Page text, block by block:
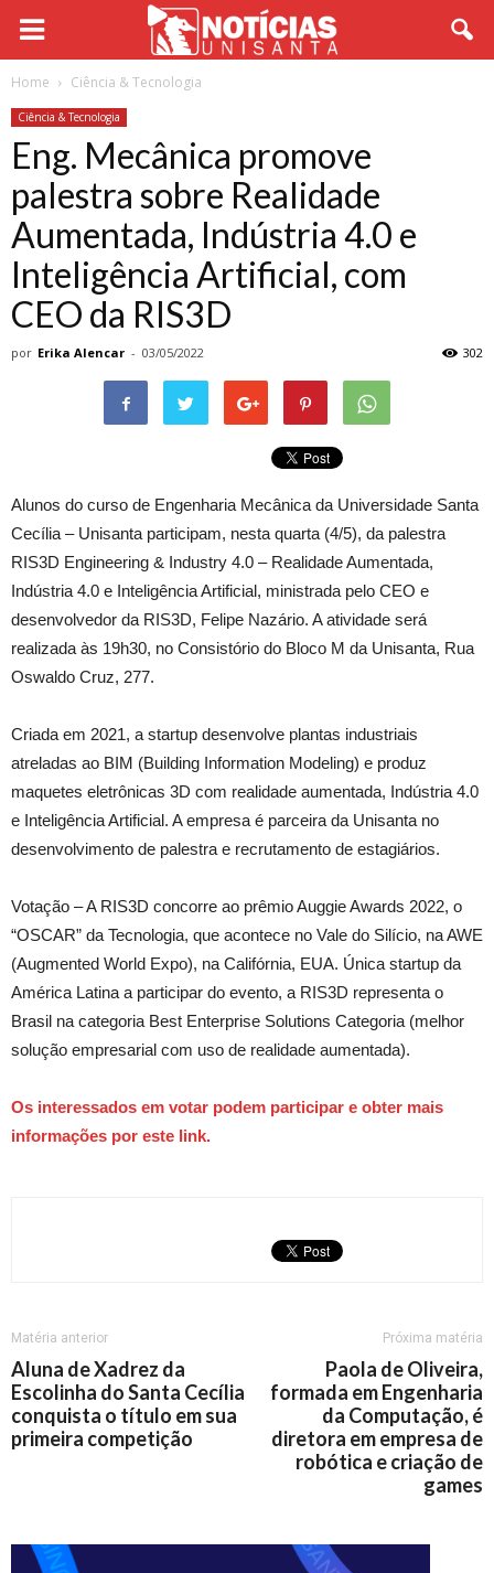
Home Ciência & Tecnologia
Ciência & Tecnologia
Eng. Mecânica promove
palestra sobre Realidade
Aumentada, Indústria 4.0 e
Inteligência Artificial, com
CEO da RIS3D
por Erika Alencar - 03/05/2022 302
Alunos do curso de Engenharia Mecânica da Universidade Santa
Cecília – Unisanta participam, nesta quarta (4/5), da palestra
RIS3D Engineering & Industry 4.0 – Realidade Aumentada,
Indústria 4.0 e Inteligência Artificial, ministrada pelo CEO e
desenvolvedor da RIS3D, Felipe Nazário. A atividade será
realizada às 19h30, no Consistório do Bloco M da Unisanta, Rua
Oswaldo Cruz, 277.
Criada em 2021, a startup desenvolve plantas industriais
atreladas ao BIM (Building Information Modeling) e produz
maquetes eletrônicas 3D com realidade aumentada, Indústria 4.0
e Inteligência Artificial. A empresa é parceira da Unisanta no
desenvolvimento de palestra e recrutamento de estagiários.
Votação – A RIS3D concorre ao prêmio Auggie Awards 2022, o
“OSCAR” da Tecnologia, que acontece no Vale do Silício, na AWE
(Augmented World Expo), na Califórnia, EUA. Única startup da
América Latina a participar do evento, a RIS3D representa o
Brasil na categoria Best Enterprise Solutions Categoria (melhor
solução empresarial com uso de realidade aumentada).
Os interessados em votar podem participar e obter mais
informações por este link.
Matéria anterior
Aluna de Xadrez da
Escolinha do Santa Cecília
conquista o título em sua
primeira competição
Próxima matéria
Paola de Oliveira,
formada em Engenharia
da Computação, é
diretora em empresa de
robótica e criação de
games